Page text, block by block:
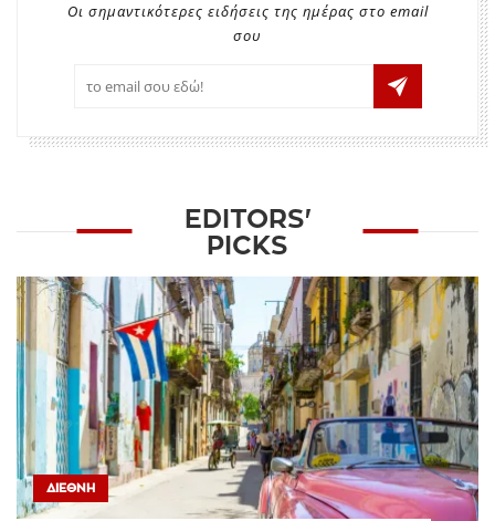
Οι σημαντικότερες ειδήσεις της ημέρας στο email
σου
EDITORS'
PICKS
ΔΙΕΘΝΉ